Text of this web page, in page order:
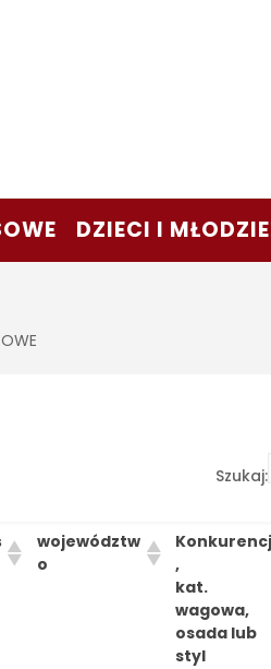
DZIECI I
Szukaj:
województw
o
,
kat.
wagowa,
osada lub
styl